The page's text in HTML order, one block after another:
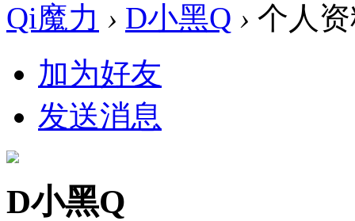
Qi魔力 › D小黑Q › 个人
加为好友
发送消息
D小黑Q